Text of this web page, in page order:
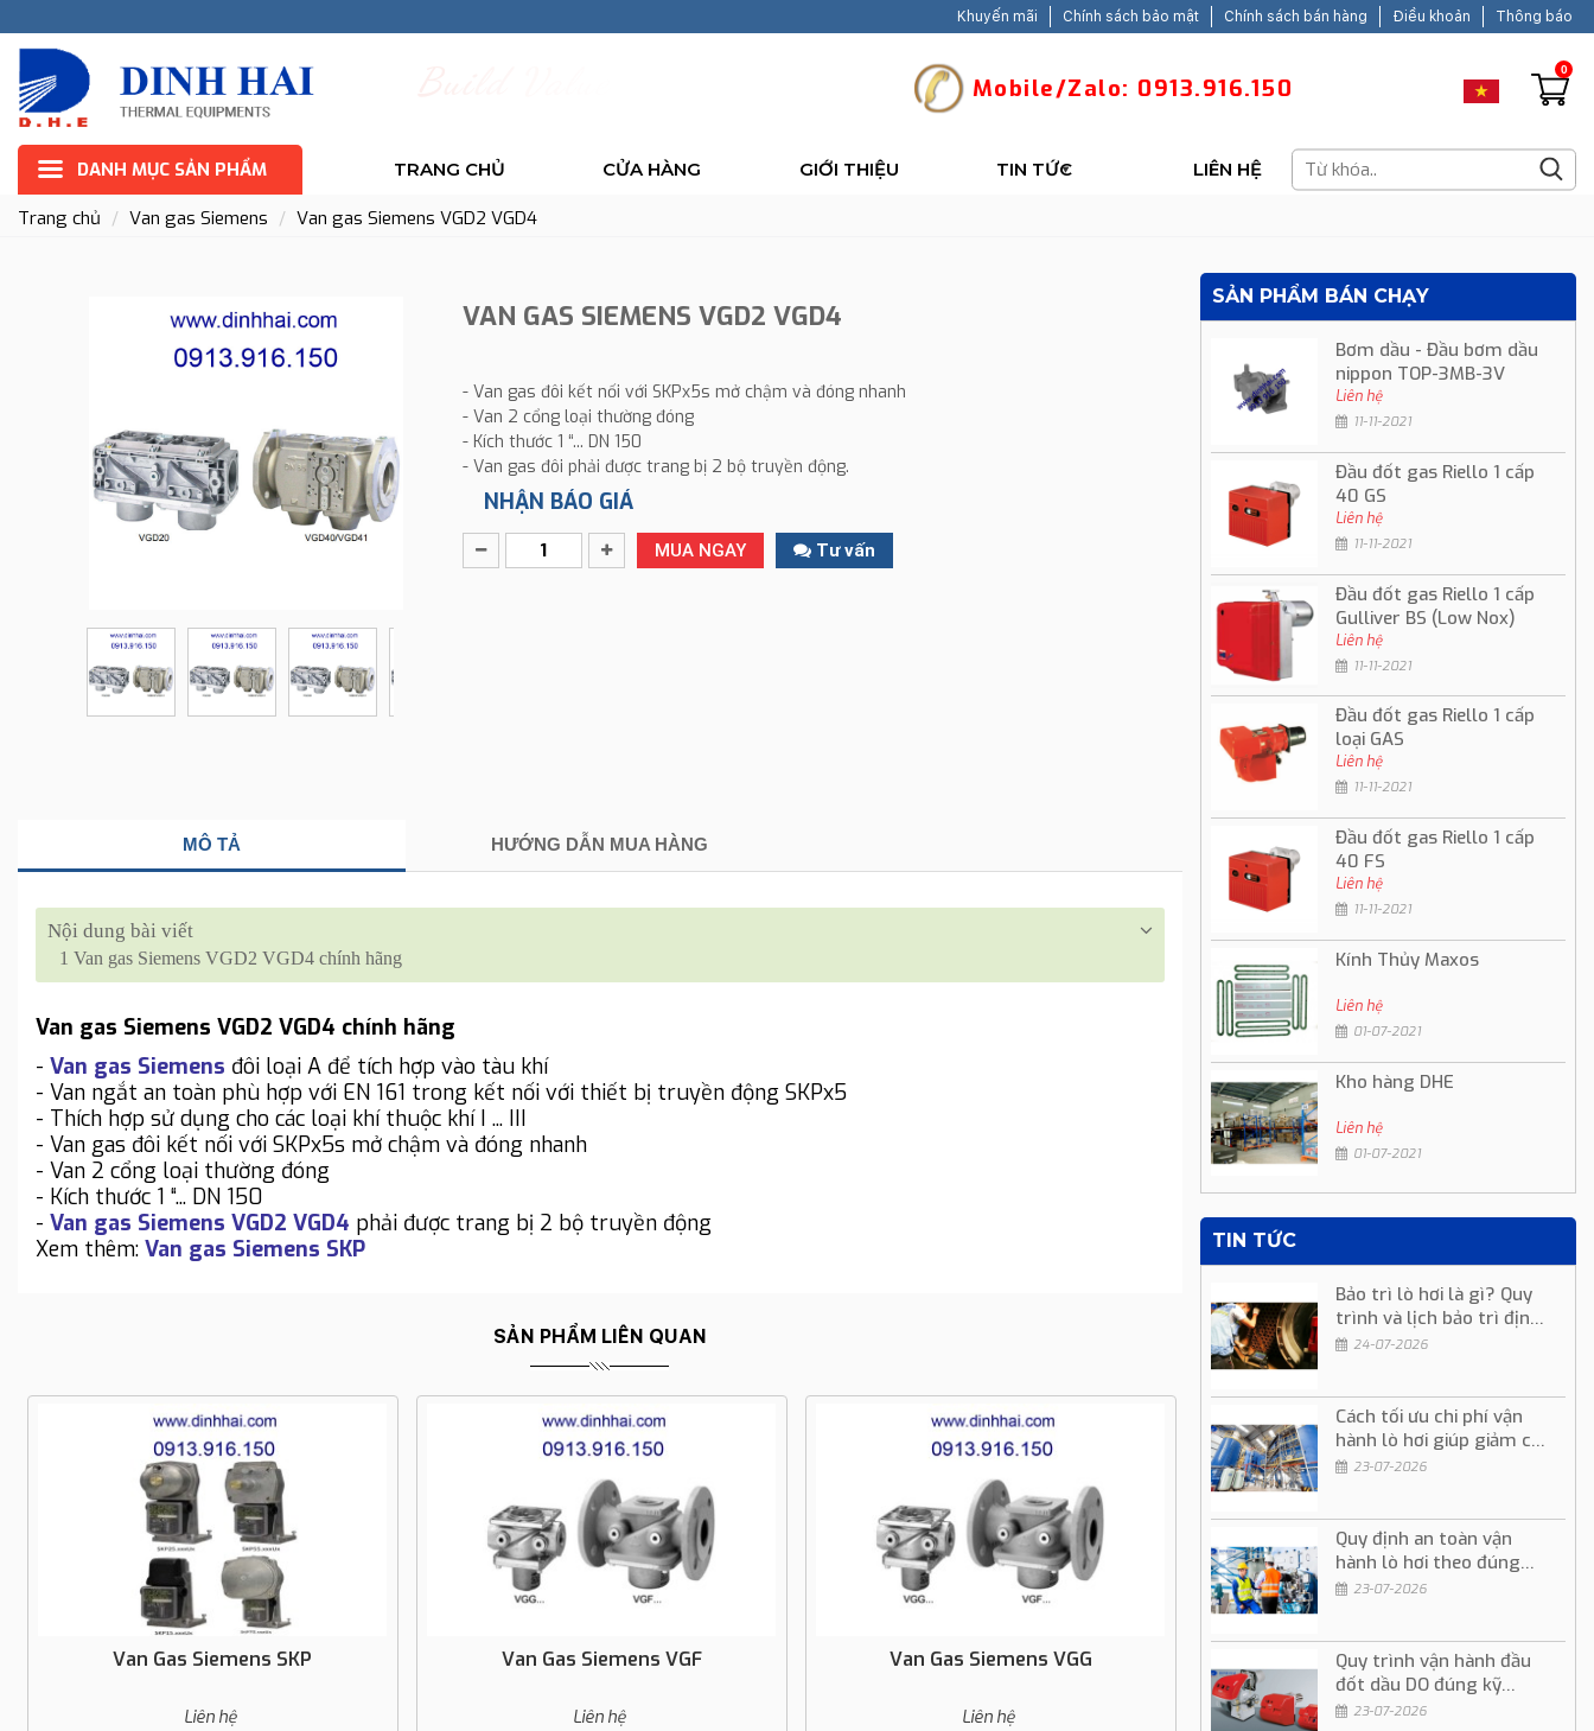
Khuyến mãi Chính sách bảo mật Chính sách bán hàng Điều khoản Thông báo
Mobile/Zalo: 0913.916.150
0
DANH MỤC SẢN PHẨM TRANG CHỦ CỬA HÀNG GIỚI THIỆU TIN TỨC LIÊN HỆ
Trang chủ Van gas Siemens Van gas Siemens VGD2 VGD4
VAN GAS SIEMENS VGD2 VGD4
- Van gas đôi kết nối với SKPx5s mở chậm và đóng nhanh
- Van 2 cổng loại thường đóng
- Kích thước 1 “... DN 150
- Van gas đôi phải được trang bị 2 bộ truyền động.
NHẬN BÁO GIÁ
MUA NGAY Tư vấn
MÔ TẢ HƯỚNG DẪN MUA HÀNG
Nội dung bài viết
1 Van gas Siemens VGD2 VGD4 chính hãng
Van gas Siemens VGD2 VGD4 chính hãng
- Van gas Siemens đôi loại A để tích hợp vào tàu khí
- Van ngắt an toàn phù hợp với EN 161 trong kết nối với thiết bị truyền động SKPx5
- Thích hợp sử dụng cho các loại khí thuộc khí I ... III
- Van gas đôi kết nối với SKPx5s mở chậm và đóng nhanh
- Van 2 cổng loại thường đóng
- Kích thước 1 “... DN 150
- Van gas Siemens VGD2 VGD4 phải được trang bị 2 bộ truyền động
Xem thêm: Van gas Siemens SKP
SẢN PHẨM LIÊN QUAN
Van Gas Siemens SKP
Liên hệ
Van Gas Siemens VGF
Liên hệ
Van Gas Siemens VGG
Liên hệ
SẢN PHẨM BÁN CHẠY
Bơm dầu - Đầu bơm dầu
nippon TOP-3MB-3V
Liên hệ
11-11-2021
Đầu đốt gas Riello 1 cấp
40 GS
Liên hệ
11-11-2021
Đầu đốt gas Riello 1 cấp
Gulliver BS (Low Nox)
Liên hệ
11-11-2021
Đầu đốt gas Riello 1 cấp
loại GAS
Liên hệ
11-11-2021
Đầu đốt gas Riello 1 cấp
40 FS
Liên hệ
11-11-2021
Kính Thủy Maxos
Liên hệ
01-07-2021
Kho hàng DHE
Liên hệ
01-07-2021
TIN TỨC
Bảo trì lò hơi là gì? Quy
trình và lịch bảo trì định
kỳ24-07-2026
Cách tối ưu chi phí vận
hành lò hơi giúp giảm chi
phí sản xuất
23-07-2026
Quy định an toàn vận
hành lò hơi theo đúng
quy trình kỹ thuật
23-07-2026
Quy trình vận hành đầu
đốt dầu DO đúng kỹ
thuật và an toàn
23-07-2026